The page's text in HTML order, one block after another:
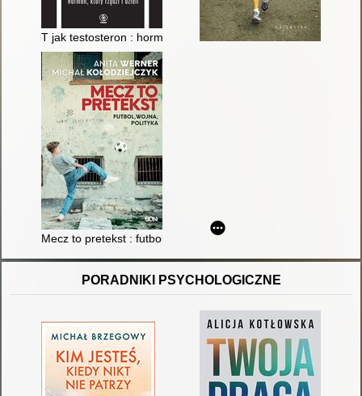
T jak testosteron : hormon, który rządzi i dzieli
Mecz to pretekst : futbol, wojna, polityka
PORADNIKI PSYCHOLOGICZNE